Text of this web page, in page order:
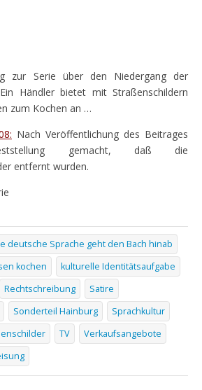
zur Serie über den Niedergang der
Händler bietet mit Straßenschildern
zum Kochen an …
Nach Veröffentlichung des Beitrages
gemacht, daß die
entfernt wurden.
deutsche Sprache geht den Bach hinab
kochen
kulturelle Identitätsaufgabe
Rechtschreibung
Satire
Sonderteil Hainburg
Sprachkultur
TV
Verkaufsangebote